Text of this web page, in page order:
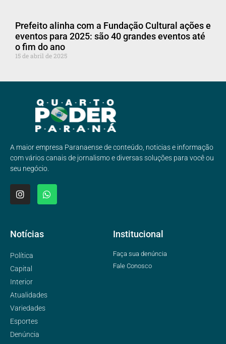
Prefeito alinha com a Fundação Cultural ações e
eventos para 2025: são 40 grandes eventos até
o fim do ano
15 de abril de 2025
A maior empresa Paranaense de conteúdo, noticias e informação
com vários canais de jornalismo e diversas soluções para você ou
seu negócio.
Notícias
Política
Capital
Interior
Atualidades
Variedades
Esportes
Denúncia
Institucional
Faça sua denúncia
Fale Conosco